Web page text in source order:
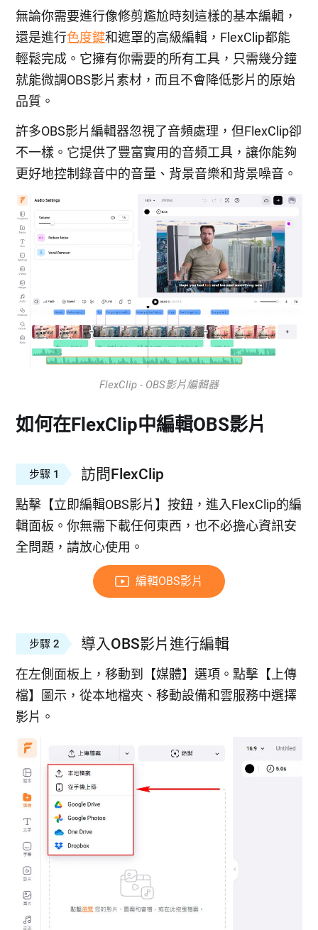
無論你需要進行像修剪尷尬時刻這樣的基本編輯，
還是進行色度鍵和遮罩的高級編輯，FlexClip都能
輕鬆完成。它擁有你需要的所有工具，只需幾分鐘
就能微調OBS影片素材，而且不會降低影片的原始
品質。
許多OBS影片編輯器忽視了音頻處理，但FlexClip卻
不一樣。它提供了豐富實用的音頻工具，讓你能夠
更好地控制錄音中的音量、背景音樂和背景噪音。
FlexClip - OBS影片編輯器
如何在FlexClip中編輯OBS影片
步驟 1 訪問FlexClip
點擊【立即編輯OBS影片】按鈕，進入FlexClip的編
輯面板。你無需下載任何東西，也不必擔心資訊安
全問題，請放心使用。
編輯OBS影片
步驟 2 導入OBS影片進行編輯
在左側面板上，移動到【媒體】選項。點擊【上傳
檔】圖示，從本地檔夾、移動設備和雲服務中選擇
影片。